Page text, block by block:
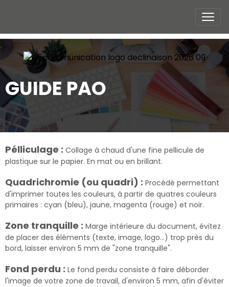
GUIDE PAO
Pélliculage : Collage à chaud d'une fine pellicule de
plastique sur le papier. En mat ou en brillant.
Quadrichromie (ou quadri) : Procédé permettant
d'imprimer toutes les couleurs, à partir de quatres couleurs
primaires : cyan (bleu), jaune, magenta (rouge) et noir.
Zone tranquille : Marge intérieure du document, évitez
de placer des éléments (texte, image, logo…) trop près du
bord, laisser environ 5 mm de "zone tranquille".
Fond perdu : Le fond perdu consiste à faire déborder
l'image de votre zone de travail, d'environ 5 mm, afin d'éviter